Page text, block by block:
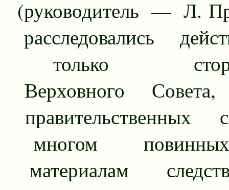
(руководитель — Л.
расследовались
только
Верховного
многом
материалам